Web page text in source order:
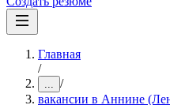
Главная
/
... /
вакансии в Аннине